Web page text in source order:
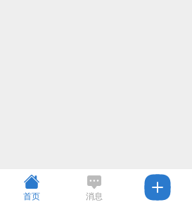
首页 消息